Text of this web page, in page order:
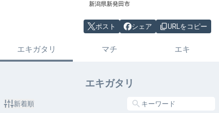
新潟県新発田市
ポスト シェア URLをコピー
エキガタリ マチ エキ
エキガタリ
新着順